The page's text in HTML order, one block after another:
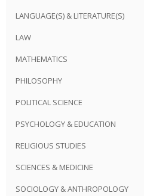
LANGUAGE(S) & LITERATURE(S)
LAW
MATHEMATICS
PHILOSOPHY
POLITICAL SCIENCE
PSYCHOLOGY & EDUCATION
RELIGIOUS STUDIES
SCIENCES & MEDICINE
SOCIOLOGY & ANTHROPOLOGY